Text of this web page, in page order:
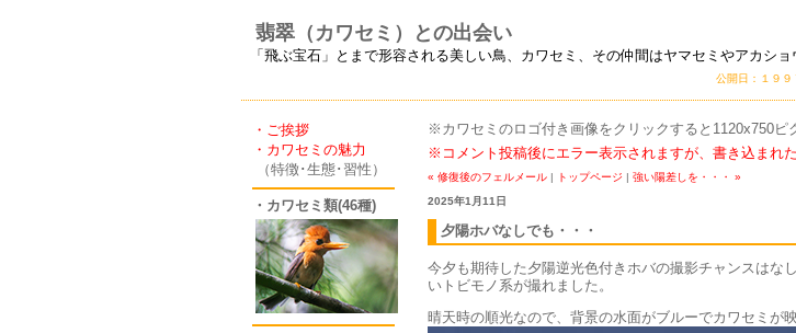
翡翠（カワセミ）との出会い
「飛ぶ宝石」とまで形容される美しい鳥、カワセミ、その仲間はヤマセミやアカシ
公開日：１９
・ご挨拶
・カワセミの魅力
（特徴･生態･習性）
・カワセミ類(46種)
※カワセミのロゴ付き画像をクリックすると1120x750ピ
※コメント投稿後にエラー表示されますが、書き込まれ
« 修復後のフェルメール| トップページ | 強い陽差しを・・・ »
2025年1月11日
夕陽ホバなしでも・・・
今夕も期待した夕陽逆光色付きホバの撮影チャンスはな
いトビモノ系が撮れました。
晴天時の順光なので、背景の水面がブルーでカワセミが